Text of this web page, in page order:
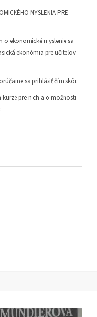
MYSLENIA PRE
o ekonomické myslenie sa
ekonómia pre učiteľov
sa prihlásiť čím skôr.
pre nich a o možnosti